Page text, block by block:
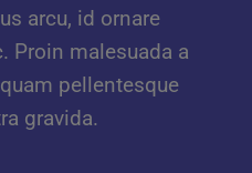
arcu, id ornare
Proin malesuada a
pellentesque
gravida.